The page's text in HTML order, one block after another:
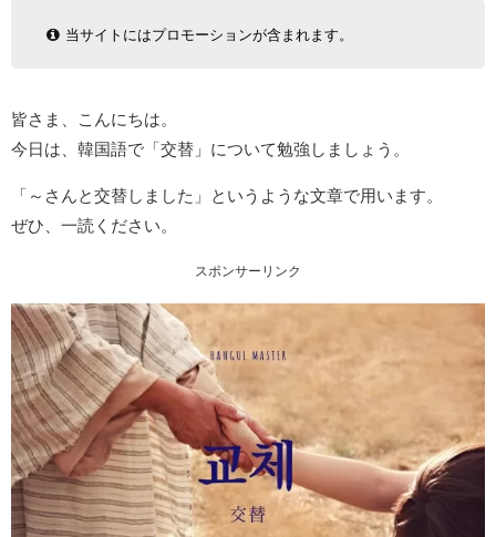
当サイトにはプロモーションが含まれます。
皆さま、こんにちは。
今日は、韓国語で「交替」について勉強しましょう。
「～さんと交替しました」というような文章で用います。
ぜひ、一読ください。
スポンサーリンク